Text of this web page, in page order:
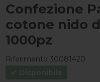
Confezione
cotone nido
1000pz
Riferimento 30081420